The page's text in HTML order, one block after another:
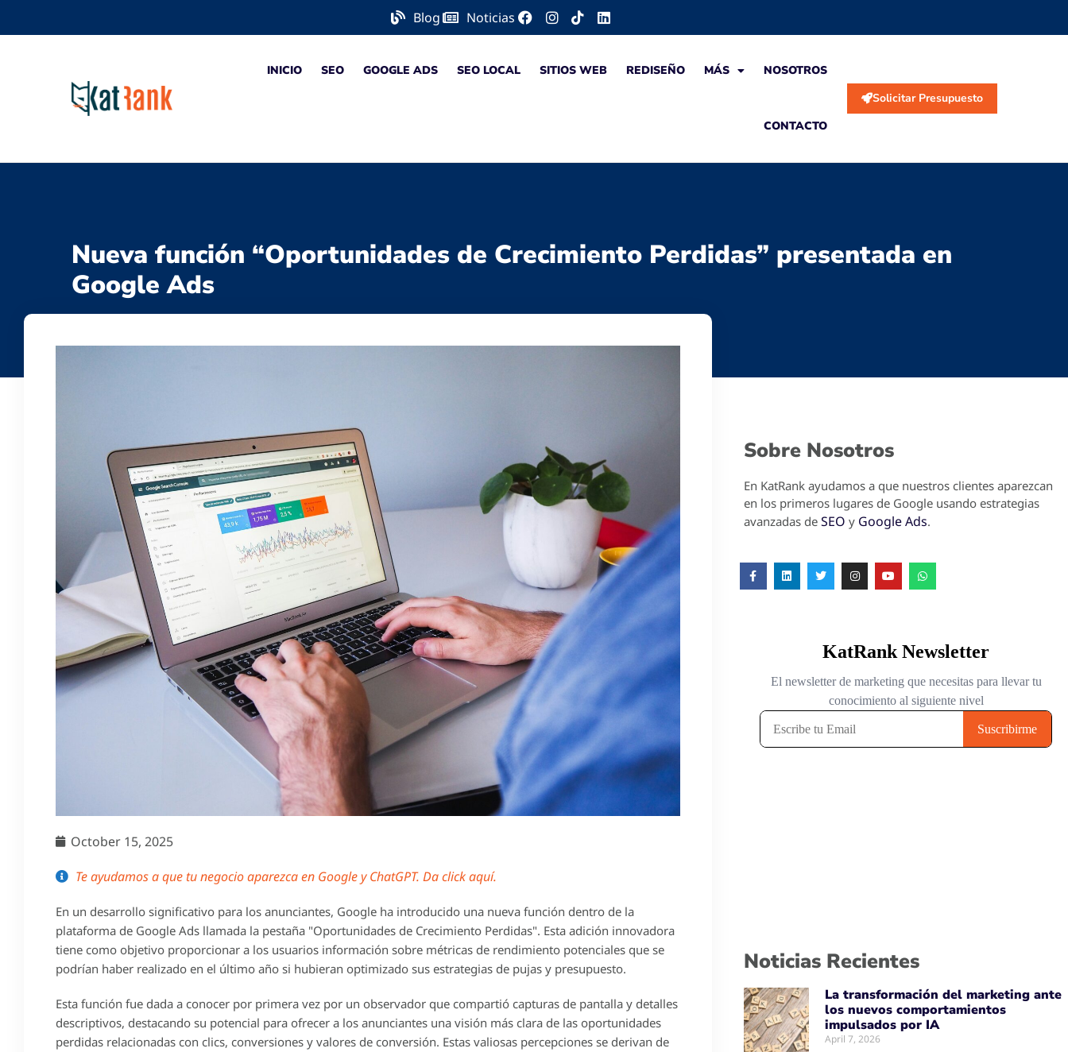
Blog Noticias
INICIO SEO GOOGLE ADS SEO LOCAL SITIOS WEB REDISEÑO MÁS NOSOTROS
CONTACTO
Solicitar Presupuesto
Nueva función “Oportunidades de Crecimiento Perdidas” presentada en
Google Ads
October 15, 2025
Te ayudamos a que tu negocio aparezca en Google y ChatGPT. Da click aquí.
En un desarrollo significativo para los anunciantes, Google ha introducido una nueva función dentro de la
plataforma de Google Ads llamada la pestaña "Oportunidades de Crecimiento Perdidas". Esta adición innovadora
tiene como objetivo proporcionar a los usuarios información sobre métricas de rendimiento potenciales que se
podrían haber realizado en el último año si hubieran optimizado sus estrategias de pujas y presupuesto.
Esta función fue dada a conocer por primera vez por un observador que compartió capturas de pantalla y detalles
descriptivos, destacando su potencial para ofrecer a los anunciantes una visión más clara de las oportunidades
perdidas relacionadas con clics, conversiones y valores de conversión. Estas valiosas percepciones se derivan de
Sobre Nosotros
En KatRank ayudamos a que nuestros clientes aparezcan
en los primeros lugares de Google usando estrategias
avanzadas de SEO y Google Ads.
Noticias Recientes
La transformación del marketing ante
los nuevos comportamientos
impulsados por IA
April 7, 2026